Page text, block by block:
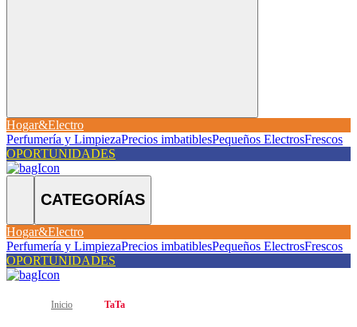
Hogar&Electro
Perfumería y LimpiezaPrecios imbatiblesPequeños ElectrosFrescos
OPORTUNIDADES
CATEGORÍAS
Hogar&Electro
Perfumería y LimpiezaPrecios imbatiblesPequeños ElectrosFrescos
OPORTUNIDADES
Inicio TaTa